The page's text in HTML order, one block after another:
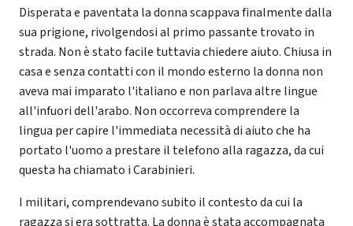
Disperata e paventata la donna scappava finalmente dalla
sua prigione, rivolgendosi al primo passante trovato in
strada. Non è stato facile tuttavia chiedere aiuto. Chiusa in
casa e senza contatti con il mondo esterno la donna non
aveva mai imparato l'italiano e non parlava altre lingue
all'infuori dell'arabo. Non occorreva comprendere la
lingua per capire l'immediata necessità di aiuto che ha
portato l'uomo a prestare il telefono alla ragazza, da cui
questa ha chiamato i Carabinieri.
I militari, comprendevano subito il contesto da cui la
ragazza si era sottratta. La donna è stata accompagnata